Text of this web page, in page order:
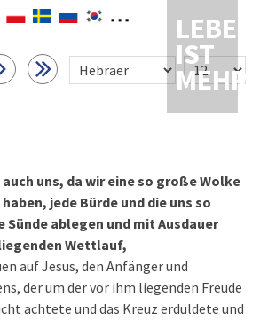
LEBEN
IST
MEHR
uns, da wir eine so große Wolke
jede Bürde und die uns so
ablegen und mit Ausdauer
Wettlauf,
auf Jesus, den Anfänger und
der um der vor ihm liegenden Freude
achtete und das Kreuz erduldete und